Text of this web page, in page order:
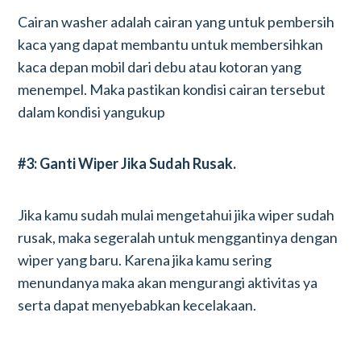
Cairan washer adalah cairan yang untuk pembersih
kaca yang dapat membantu untuk membersihkan
kaca depan mobil dari debu atau kotoran yang
menempel. Maka pastikan kondisi cairan tersebut
dalam kondisi yangukup
#3: Ganti Wiper Jika Sudah Rusak.
Jika kamu sudah mulai mengetahui jika wiper sudah
rusak, maka segeralah untuk menggantinya dengan
wiper yang baru. Karena jika kamu sering
menundanya maka akan mengurangi aktivitas ya
serta dapat menyebabkan kecelakaan.